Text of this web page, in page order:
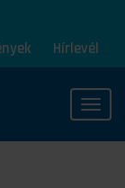
Hírlevél